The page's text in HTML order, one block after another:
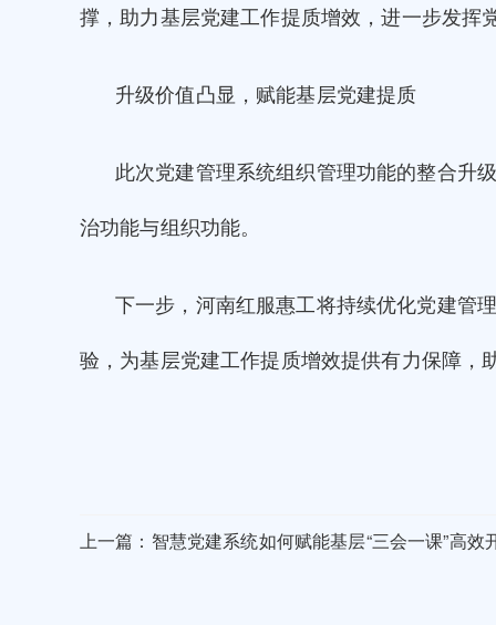
撑，助力基层党建工作提质增效，进一步发挥
升级价值凸显，赋能基层党建提质
此次党建管理系统组织管理功能的整合升
治功能与组织功能。
下一步，河南红服惠工将持续优化党建管
验，为基层党建工作提质增效提供有力保障，
上一篇：智慧党建系统如何赋能基层“三会一课”高效